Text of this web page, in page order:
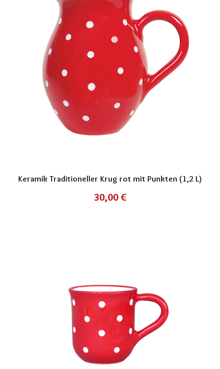
Keramik Traditioneller Krug rot mit Punkten (1,2 L)
30,00 €